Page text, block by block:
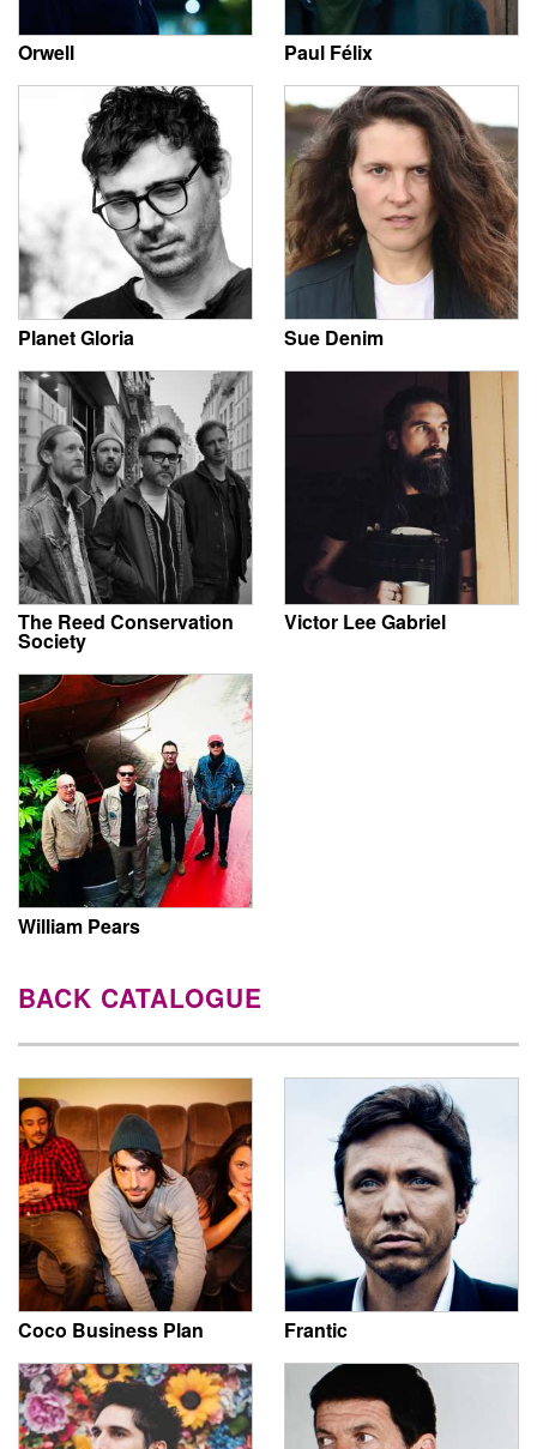
Orwell Paul Félix
Planet Gloria Sue Denim
The Reed Conservation
Society
Victor Lee Gabriel
William Pears
BACK CATALOGUE
Coco Business Plan Frantic